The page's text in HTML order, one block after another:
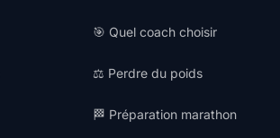
🎯 Quel coach choisir
⚖️ Perdre du poids
🏁 Préparation marathon